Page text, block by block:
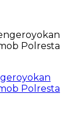
Polresta